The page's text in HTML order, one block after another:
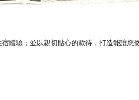
體驗；並以親切貼心的款待，打造能讓您